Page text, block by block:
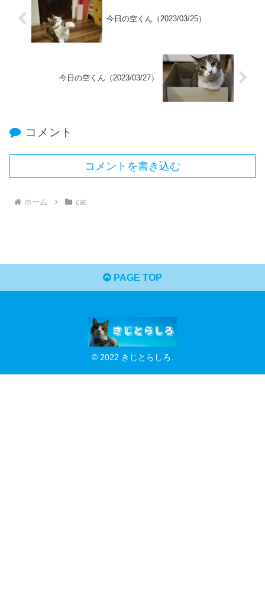
今日の空くん（2023/03/25）
今日の空くん（2023/03/27）
コメント
コメントを書き込む
ホーム cat
PAGE TOP
© 2022 きじとらしろ.